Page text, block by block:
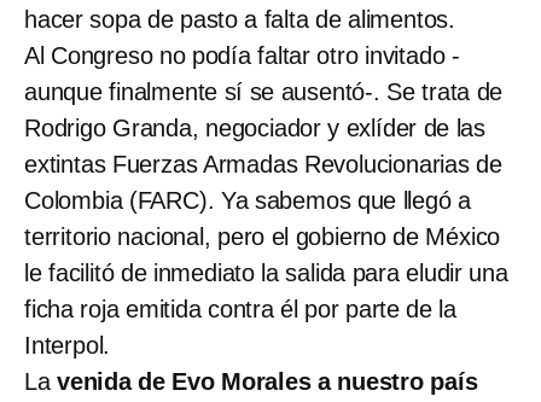
hacer sopa de pasto a falta de alimentos.
Al Congreso no podía faltar otro invitado -
aunque finalmente sí se ausentó-. Se trata de
Rodrigo Granda, negociador y exlíder de las
extintas Fuerzas Armadas Revolucionarias de
Colombia (FARC). Ya sabemos que llegó a
territorio nacional, pero el gobierno de México
le facilitó de inmediato la salida para eludir una
ficha roja emitida contra él por parte de la
Interpol.
La venida de Evo Morales a nuestro país